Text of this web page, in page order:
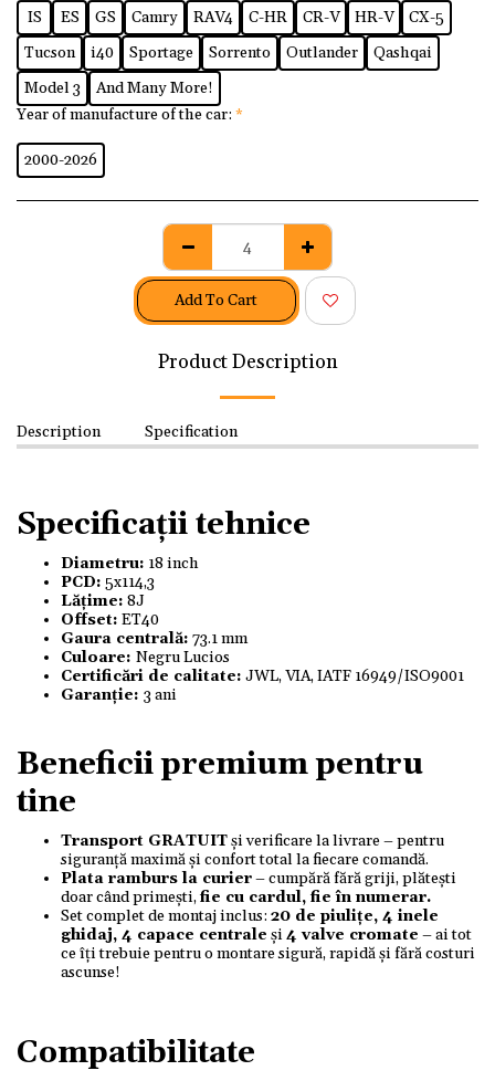
IS ES GS Camry RAV4 C-HR CR-V HR-V
CX-5
Tucson
i40 Sportage Sorrento Outlander
Qashqai
Model 3
And Many More!
Year of manufacture of the car: *
2000-2026
Add To Cart
Product Description
Description Specification
Specificații tehnice
Diametru: 18 inch
PCD: 5x114,3
Lățime: 8J
Offset: ET40
Gaura centrală: 73.1 mm
Culoare: Negru Lucios
Certificări de calitate: JWL, VIA, IATF 16949/ISO9001
Garanție: 3 ani
Beneficii premium pentru
tine
Transport GRATUITși verificare la livrare – pentru
siguranță maximă și confort total la fiecare comandă.
Plata ramburs la curier– cumpără fără griji, plătești
doar când primești,fie cu cardul, fie în numerar.
Set complet de montaj inclus: 20 de piulițe, 4 inele
ghidaj, 4 capace centrale și4 valve cromate – ai tot
ce îți trebuie pentru o montare sigură, rapidă și fără costuri
ascunse!
Compatibilitate